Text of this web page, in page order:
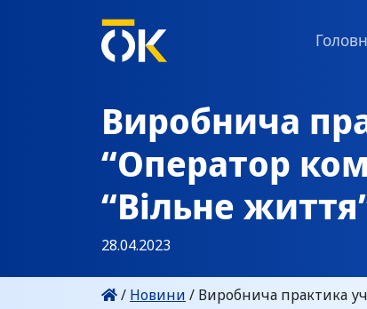
Виробнича
“Оператор
“Вільне
28.04.2023
/ Новини / Виробнича практика